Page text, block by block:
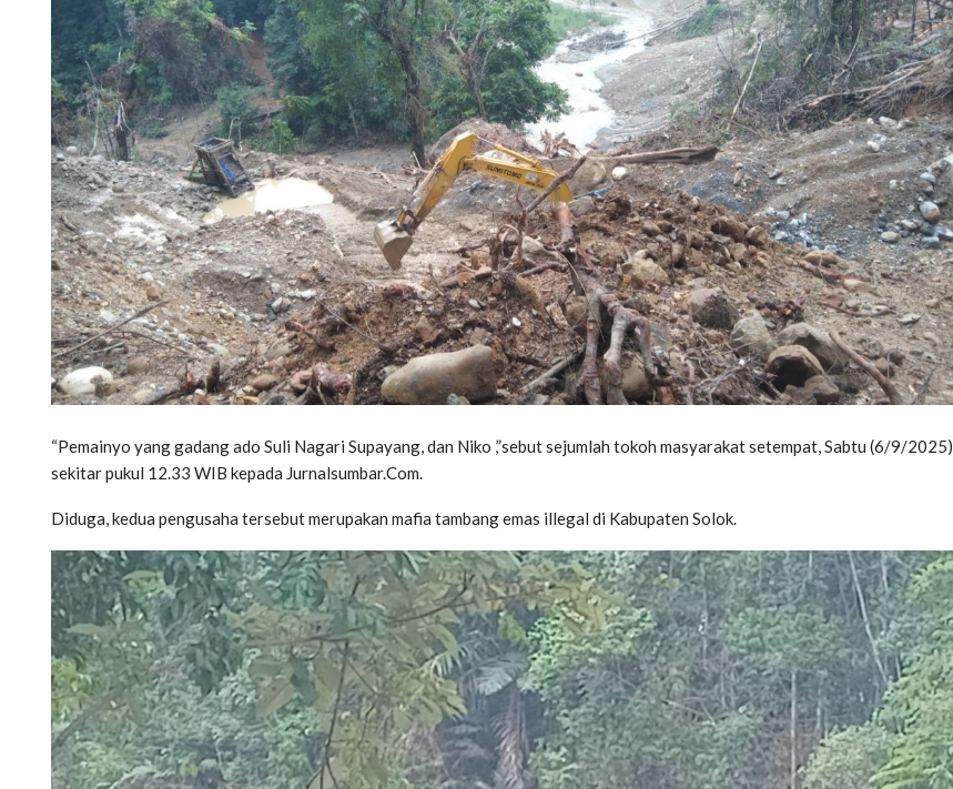
“Pemainyo yang gadang ado Suli Nagari Supayang, dan Niko ,”sebut sejumlah tokoh masyarakat setempat, Sabtu (6/9/2025)
sekitar pukul 12.33 WIB kepada Jurnalsumbar.Com.
Diduga, kedua pengusaha tersebut merupakan mafia tambang emas illegal di Kabupaten Solok.